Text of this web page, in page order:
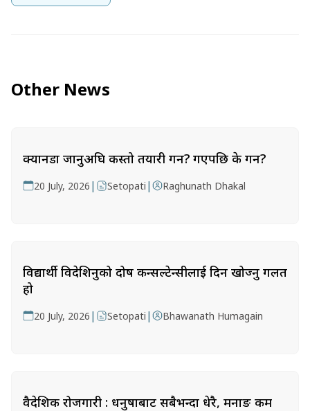
Other News
क्यानडा जानुअघि कस्तो तयारी गर्ने? गएपछि के गर्ने?
20 July, 2026 | Setopati | Raghunath Dhakal
विद्यार्थी विदेशिनुको दोष कन्सल्टेन्सीलाई दिन खोज्नु गलत
हो
20 July, 2026 | Setopati | Bhawanath Humagain
वैदेशिक रोजगारी : धनुषाबाट सबैभन्दा धेरै, मनाङ कम